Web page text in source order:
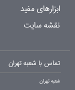
ابزارهای مفید
نقشه سایت
تماس با شعبه تهران
شعبه تهران